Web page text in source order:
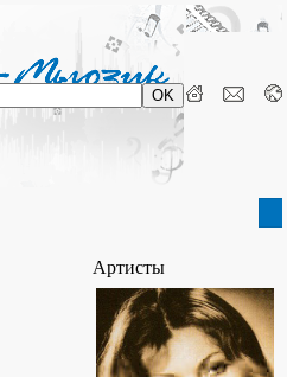
Артисты